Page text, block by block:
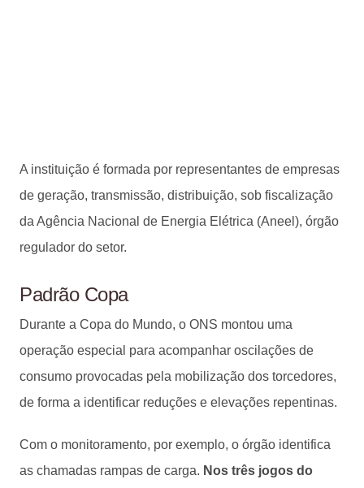
A instituição é formada por representantes de empresas
de geração, transmissão, distribuição, sob fiscalização
da Agência Nacional de Energia Elétrica (Aneel), órgão
regulador do setor.
Padrão Copa
Durante a Copa do Mundo, o ONS montou uma
operação especial para acompanhar oscilações de
consumo provocadas pela mobilização dos torcedores,
de forma a identificar reduções e elevações repentinas.
Com o monitoramento, por exemplo, o órgão identifica
as chamadas rampas de carga. Nos três jogos do